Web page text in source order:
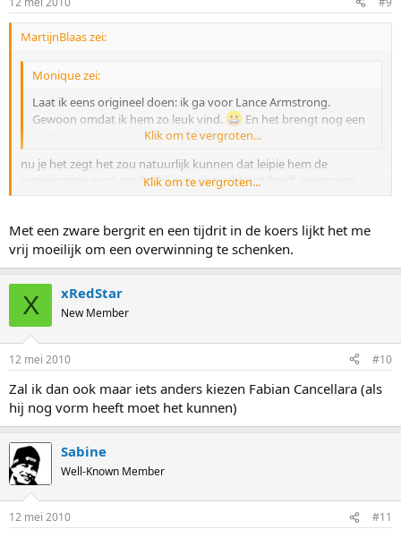
MartijnBlaas zei:
Monique zei:
Laat ik eens origineel doen: ik ga voor Lance Armstrong.
Gewoon omdat ik hem zo leuk vind.
En het brengt nog een
beetje variatie in deze voorspelling.
Klik om te vergroten...
nu je het zegt het zou natuurlijk kunnen dat leipie hem de
overwinning gunt omdat hij nog niet echt wat heeft gewonnen
sinds zijn comeback
Klik om te vergroten...
Met een zware bergrit en een tijdrit in de koers lijkt het me
vrij moeilijk om een overwinning te schenken.
X xRedStar
New Member
12 mei 2010 #10
Zal ik dan ook maar iets anders kiezen Fabian Cancellara (als
hij nog vorm heeft moet het kunnen)
Sabine
Well-Known Member
12 mei 2010 #11